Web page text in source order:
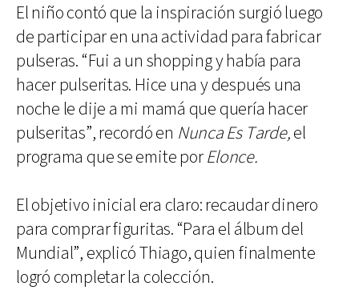
El niño contó que la inspiración surgió luego
de participar en una actividad para fabricar
pulseras. “Fui a un shopping y había para
hacer pulseritas. Hice una y después una
noche le dije a mi mamá que quería hacer
pulseritas”, recordó en Nunca Es Tarde,el
programa que se emite porElonce.
El objetivo inicial era claro: recaudar dinero
para comprar figuritas. “Para el álbum del
Mundial”, explicó Thiago, quien finalmente
logró completar la colección.